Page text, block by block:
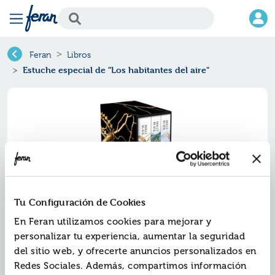
Tu Configuración de Cookies
En Feran utilizamos cookies para mejorar y
personalizar tu experiencia, aumentar la seguridad
del sitio web, y ofrecerte anuncios personalizados en
Redes Sociales. Además, compartimos información
Feran Libros
Estuche especial de "Los habitantes del aire"
Estuche especial de "los
habitantes del aire"